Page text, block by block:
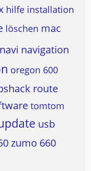
hilfe installation
löschen mac
navi navigation
oregon 600
route
tomtom
usb
zumo 660